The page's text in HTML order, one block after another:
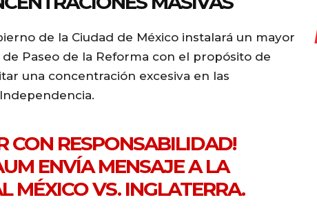
de la Ciudad de México instalará un mayor
Paseo de la Reforma con el propósito de
una concentración excesiva en las
CON RESPONSABILIDAD!
ENVÍA MENSAJE A LA
MÉXICO VS. INGLATERRA.